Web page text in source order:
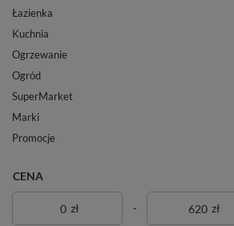
Łazienka
Kuchnia
Ogrzewanie
Ogród
SuperMarket
Marki
Promocje
CENA
zł - zł